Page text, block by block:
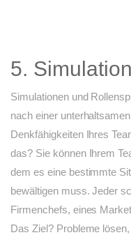
5.
Simulationen und
nach einer
Denkfähigkeiten Ihres
das? Sie können Ihrem
dem es eine bestimmte
bewältigen muss. Jeder
Firmenchefs, eines
Das Ziel? Probleme